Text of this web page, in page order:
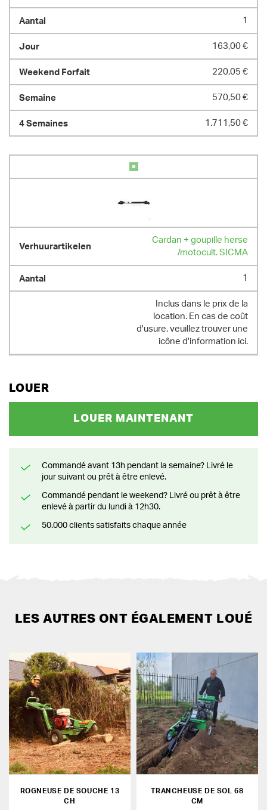
1
163,00 €
220,05 €
570,50 €
1.711,50 €
Cardan + goupille herse
/motocult. SICMA
1
Inclus dans le prix de la
location. En cas de coût
d'usure, veuillez trouver une
icône d'information ici.
LOUER
LOUER MAINTENANT
Commandé avant 13h pendant la semaine? Livré le
jour suivant ou prêt à être enlevé.
Commandé pendant le weekend? Livré ou prêt à être
enlevé à partir du lundi à 12h30.
50.000 clients satisfaits chaque année
LES AUTRES ONT ÉGALEMENT LOUÉ
ROGNEUSE DE SOUCHE 13
CH
TRANCHEUSE DE SOL 68
CM